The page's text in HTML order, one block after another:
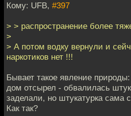
Кому: UFB, #397
> > распространение более
>
> А потом водку вернули и
наркотиков нет !!!
Бывает такое явление
дом отсырел - обвалилась
заделали, но штукатурка сама
Как так?